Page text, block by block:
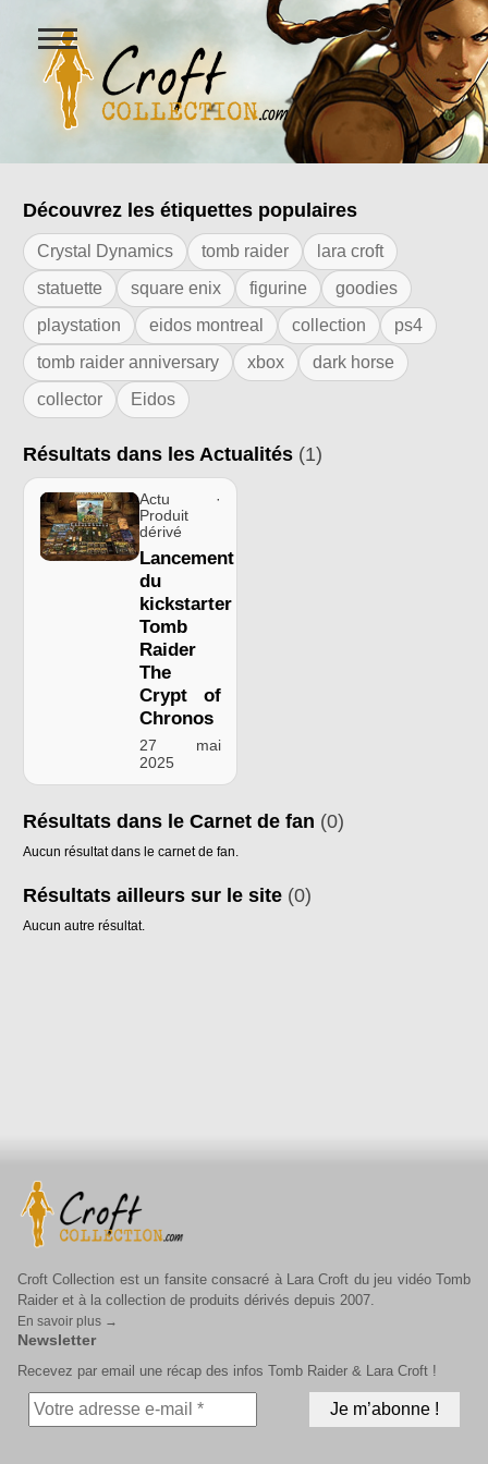
Figurines Lara Croft et
Ouvrir
le
menu
Résultats de l'étiquette "jeu de société"
Découvrez les étiquettes populaires
Crystal Dynamics tomb raider
lara croft
statuette
square enix figurine
goodies
playstation
eidos montreal collection
ps4
tomb raider anniversary
xbox
dark horse
collector
Eidos
Résultats dans les Actualités (1)
Actu ·
Produit
dérivé
Lancement
du
kickstarter
Tomb
Raider
The
Crypt of
Chronos
27 mai
2025
Résultats dans le Carnet de fan (0)
Aucun résultat dans le carnet de fan.
Résultats ailleurs sur le site (0)
Aucun autre résultat.
Croft Collection est un fansite consacré à Lara Croft du jeu vidéo Tomb
Raider et à la collection de produits dérivés depuis 2007.
En savoir plus →
Newsletter
Recevez par email une récap des infos Tomb Raider & Lara Croft !